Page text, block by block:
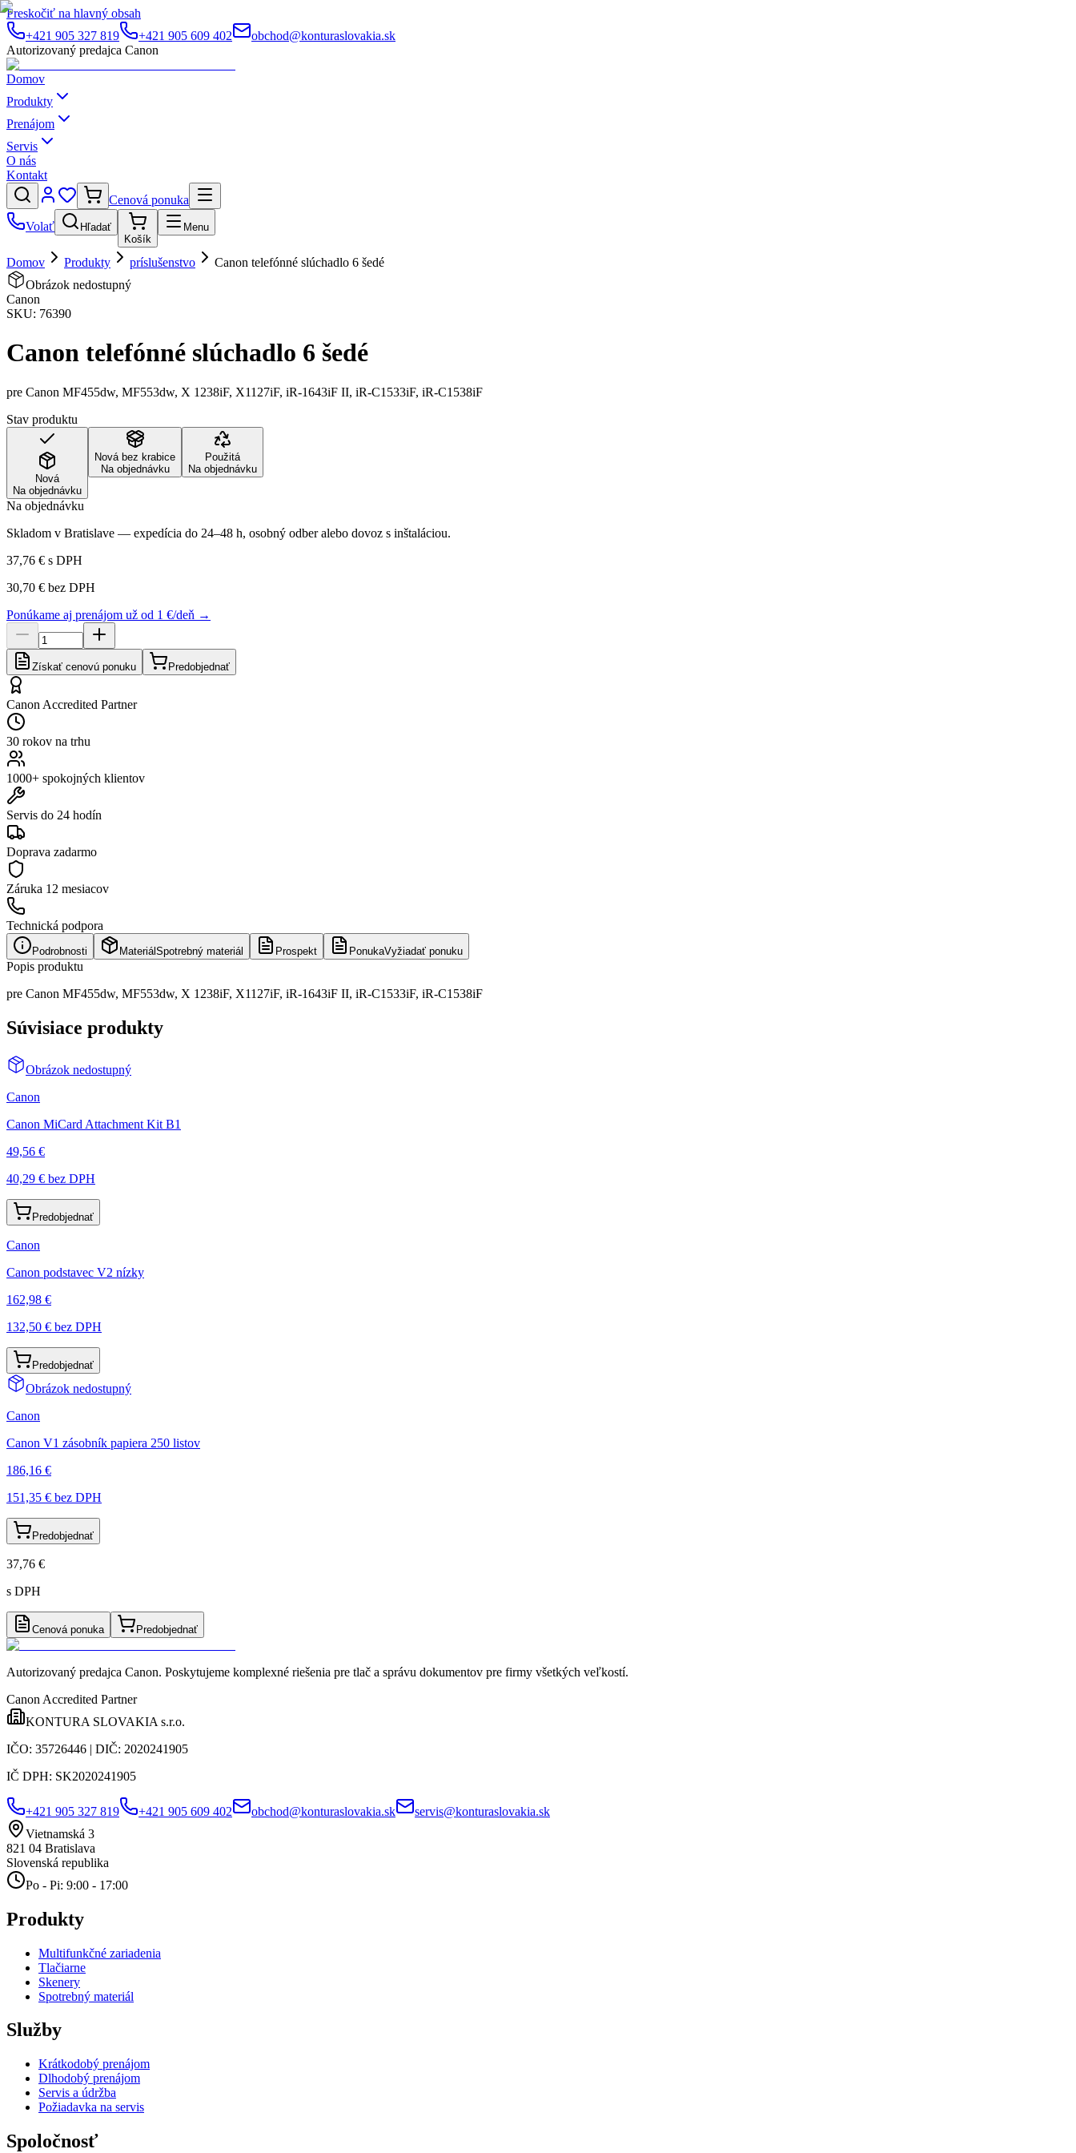
Preskočiť na hlavný obsah
+421 905 327 819
+421 905 609 402
obchod@konturaslovakia.sk
Autorizovaný predajca Canon
Domov
Produkty
Prenájom
Servis
O nás
Kontakt
Cenová ponuka
Volať
Hľadať
Košík
Menu
Domov Produkty príslušenstvo
Canon telefónné slúchadlo 6 šedé
Obrázok nedostupný
Canon
SKU: 76390
Canon telefónné slúchadlo 6 šedé
pre Canon MF455dw, MF553dw, X 1238iF, X1127iF, iR-1643iF II, iR-C1533iF, iR-C1538iF
Stav produktu
Nová
Na objednávku
Nová bez krabice
Na objednávku
Použitá
Na objednávku
Na objednávku
Skladom v Bratislave — expedícia do 24–48 h, osobný odber alebo dovoz s inštaláciou.
37,76 € s DPH
30,70 € bez DPH
Ponúkame aj prenájom už od 1 €/deň →
Získať cenovú ponuku Predobjednať
Canon Accredited Partner
30 rokov na trhu
1000+ spokojných klientov
Servis do 24 hodín
Doprava zadarmo
Záruka 12 mesiacov
Technická podpora
Podrobnosti Materiál Spotrebný materiál Prospekt PonukaVyžiadať ponuku
Popis produktu
pre Canon MF455dw, MF553dw, X 1238iF, X1127iF, iR-1643iF II, iR-C1533iF, iR-C1538iF
Súvisiace produkty
Obrázok nedostupný
Canon
Canon MiCard Attachment Kit B1
49,56 €
40,29 € bez DPH
Predobjednať
Canon
Canon podstavec V2 nízky
162,98 €
132,50 € bez DPH
Predobjednať
Obrázok nedostupný
Canon
Canon V1 zásobník papiera 250 listov
186,16 €
151,35 € bez DPH
Predobjednať
37,76 €
s DPH
Cenová ponuka Predobjednať
Autorizovaný predajca Canon. Poskytujeme komplexné riešenia pre tlač a správu dokumentov pre firmy všetkých veľkostí.
Canon Accredited Partner
KONTURA SLOVAKIA s.r.o.
IČO: 35726446 | DIČ: 2020241905
IČ DPH: SK2020241905
+421 905 327 819 +421 905 609 402 obchod@konturaslovakia.sk
servis@konturaslovakia.sk
Vietnamská 3
821 04 Bratislava
Slovenská republika
Po - Pi: 9:00 - 17:00
Produkty
Multifunkčné zariadenia
Tlačiarne
Skenery
Spotrebný materiál
Služby
Krátkodobý prenájom
Dlhodobý prenájom
Servis a údržba
Požiadavka na servis
Spoločnosť